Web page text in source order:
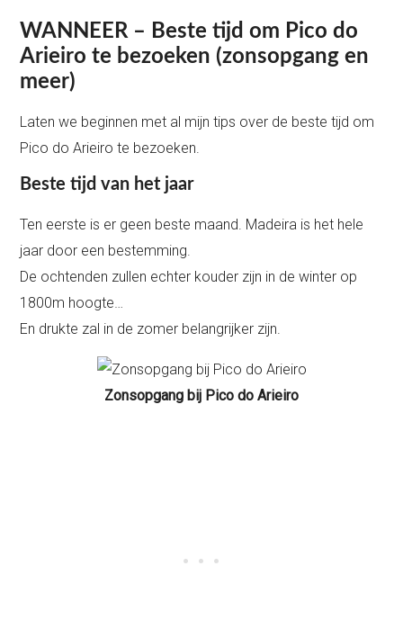
WANNEER – Beste tijd om Pico do
Arieiro te bezoeken (zonsopgang en
meer)
Laten we beginnen met al mijn tips over de beste tijd om
Pico do Arieiro te bezoeken.
Beste tijd van het jaar
Ten eerste is er geen beste maand. Madeira is het hele
jaar door een bestemming.
De ochtenden zullen echter kouder zijn in de winter op
1800m hoogte…
En drukte zal in de zomer belangrijker zijn.
Zonsopgang bij Pico do Arieiro